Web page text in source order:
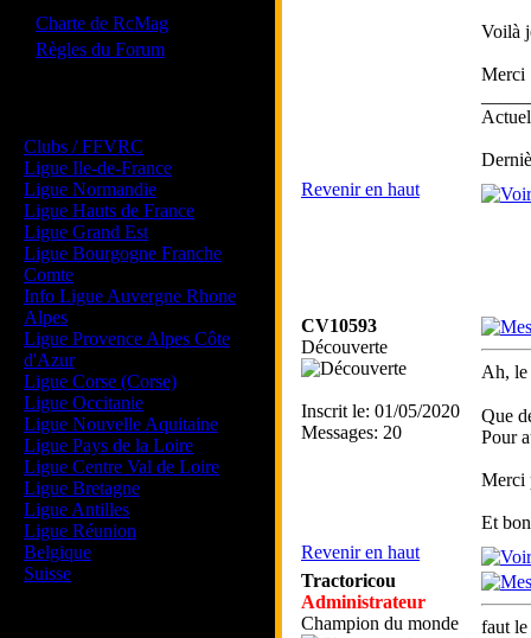
Charte de RcMag
Règles du Forum
Clubs / FFVRC
Ligue Ile-de-France
Ligue Normandie
Ligue Hauts de France
Ligue Grand Est
Ligue Bourgogne Franche
Comte
Info Ligue Auvergne Rhone
Alpes
Ligue Provence Alpes Côte
d'Azur
Ligue Corse (Corse)
Ligue Occitanie
Ligue Nouvelle Aquitaine
Ligue Pays de la Loire
Ligue Centre Val de Loire
Ligue Bretagne
Ligue Antilles
Ligue Réunion
Belgique
Suisse
Voilà
Merci
Revenir en haut
CV10593
Découverte
Inscrit le: 01/05/2020
Messages: 20
Ah, le
Que
Pour
Merci
Et
Revenir en haut
Tractoricou
Administrateur
Champion du monde
faut le